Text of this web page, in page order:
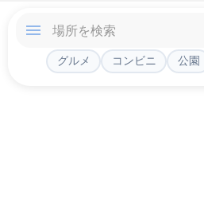
グルメ コンビニ 公園